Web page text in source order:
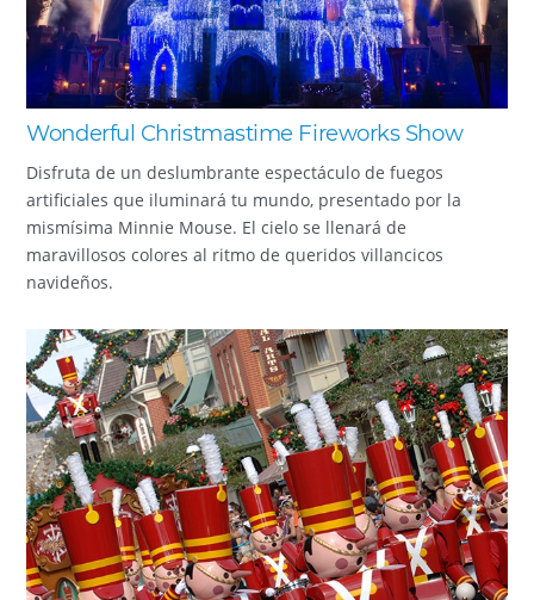
Wonderful Christmastime Fireworks Show
Disfruta de un deslumbrante espectáculo de fuegos
artificiales que iluminará tu mundo, presentado por la
mismísima Minnie Mouse. El cielo se llenará de
maravillosos colores al ritmo de queridos villancicos
navideños.